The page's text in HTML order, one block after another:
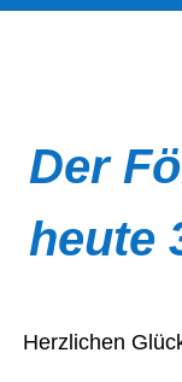
Der
heute
Herzlichen